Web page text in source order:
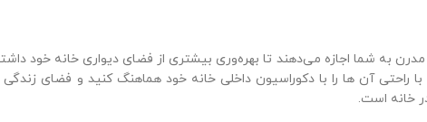
به شما اجازه می‌دهند تا بهره‌وری بیشتری از فضای دیواری خانه خود
راحتی آن‌ ها را با دکوراسیون داخلی خانه خود هماهنگ کنید و فضای
خانه است.